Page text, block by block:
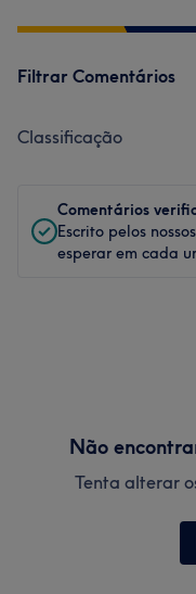
Filtrar Comentários
Classificação
Comentários
Escrito pelos
esperar em cada
Não
Tenta alterar